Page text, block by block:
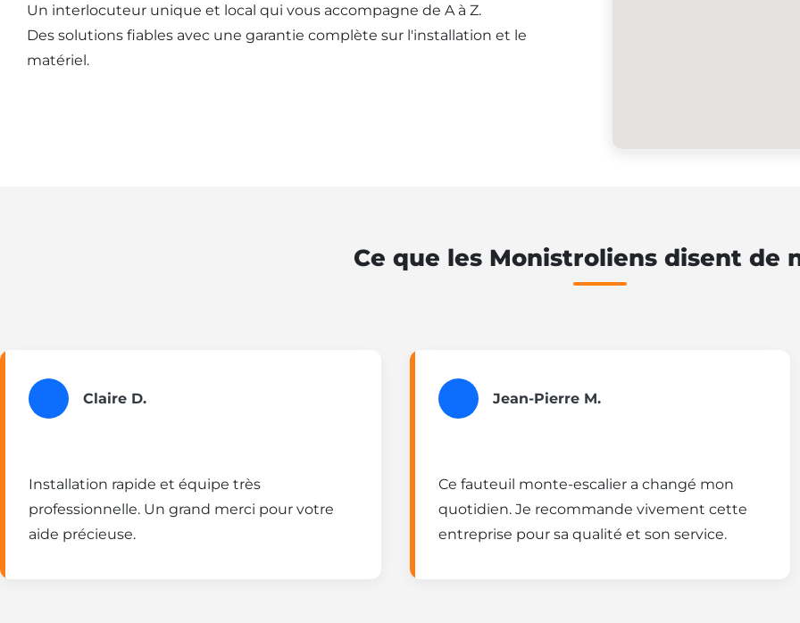
Un interlocuteur unique et local qui vous accompagne de A à Z.
Des solutions fiables avec une garantie complète sur l'installation et le
matériel.
Ce que les Monistroliens disent de
Claire D.
Installation rapide et équipe très
professionnelle. Un grand merci pour votre
aide précieuse.
Jean-Pierre M.
Ce fauteuil monte-escalier a changé mon
quotidien. Je recommande vivement cette
entreprise pour sa qualité et son service.